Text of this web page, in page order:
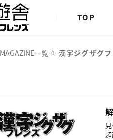
TOP
MAGAZINE一覧 漢字ジグザグ